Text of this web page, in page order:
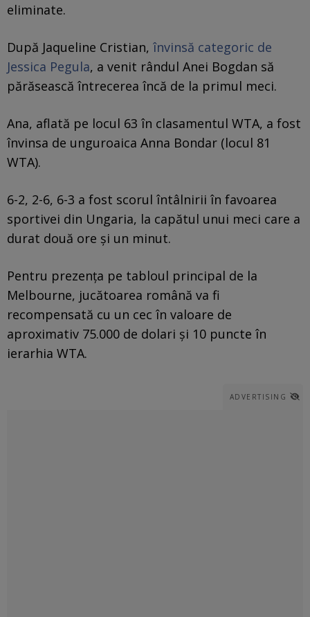
eliminate.
După Jaqueline Cristian, învinsă categoric de
Jessica Pegula, a venit rândul Anei Bogdan să
părăsească întrecerea încă de la primul meci.
Ana, aflată pe locul 63 în clasamentul WTA, a fost
învinsa de unguroaica Anna Bondar (locul 81
WTA).
6-2, 2-6, 6-3 a fost scorul întâlnirii în favoarea
sportivei din Ungaria, la capătul unui meci care a
durat două ore și un minut.
Pentru prezența pe tabloul principal de la
Melbourne, jucătoarea română va fi
recompensată cu un cec în valoare de
aproximativ 75.000 de dolari și 10 puncte în
ierarhia WTA.
ADVERTISING